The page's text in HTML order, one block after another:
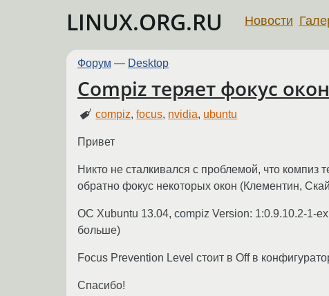
LINUX.ORG.RU Новости
Форум — Desktop
Compiz теряет фокус окон
compiz,focus, nvidia, ubuntu
Привет
Никто не сталкивался с проблемой, что компиз
обратно фокус некоторых окон (Клементин,
ОС Xubuntu 13.04, compiz Version: 1:0.9.10.2-1-
больше)
Focus Prevention Level стоит в Off в
Спасибо!